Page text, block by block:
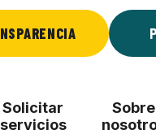
Solicitar
servicios
Sobre